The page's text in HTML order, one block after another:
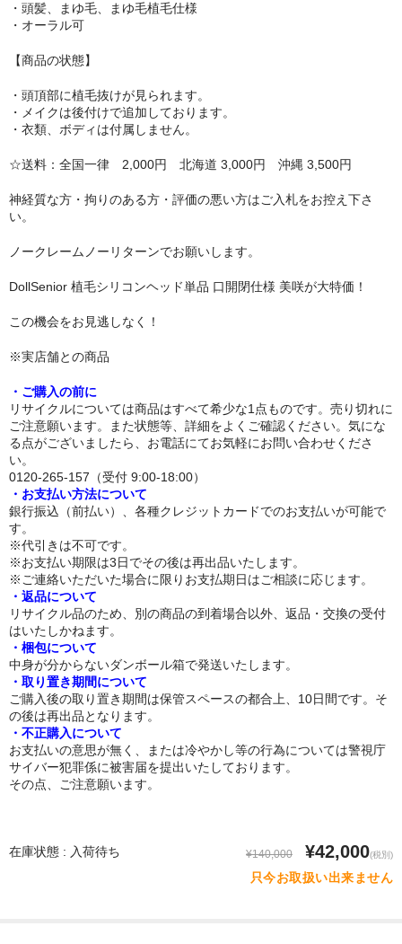
Junda Angel JP
Banidoll
PIEDOLL
リップロップ
下半身
身長選択
100cm以下
110cm～130cm
135cm～150cm
170cm以上
ヘッド
トルソー
下半身ドール
スタイル
ロリ系
爆乳
おしり大きめ
・頭髪、まゆ毛、まゆ毛植毛仕様
・オーラル可
【商品の状態】
・頭頂部に植毛抜けが見られます。
・メイクは後付けで追加しております。
・衣類、ボディは付属しません。
☆送料：全国一律 2,000円 北海道 3,000円 沖縄 3,500円
神経質な方・拘りのある方・評価の悪い方はご入札をお控え下さ
い。
ノークレームノーリターンでお願いします。
DollSenior 植毛シリコンヘッド単品 口開閉仕様 美咲が大特価！
この機会をお見逃しなく！
※実店舗との商品
・ご購入の前に
リサイクルについては商品はすべて希少な1点ものです。売り切れに
ご注意願います。また状態等、詳細をよくご確認ください。気にな
る点がございましたら、お電話にてお気軽にお問い合わせくださ
い。
0120-265-157（受付 9:00-18:00）
・お支払い方法について
銀行振込（前払い）、各種クレジットカードでのお支払いが可能で
す。
※代引きは不可です。
※お支払い期限は3日でその後は再出品いたします。
※ご連絡いただいた場合に限りお支払期日はご相談に応じます。
・返品について
リサイクル品のため、別の商品の到着場合以外、返品・交換の受付
はいたしかねます。
・梱包について
中身が分からないダンボール箱で発送いたします。
・取り置き期間について
ご購入後の取り置き期間は保管スペースの都合上、10日間です。そ
の後は再出品となります。
・不正購入について
お支払いの意思が無く、または冷やかし等の行為については警視庁
サイバー犯罪係に被害届を提出いたしております。
その点、ご注意願います。
在庫状態 : 入荷待ち ¥140,000 ¥42,000(税別)
只今お取扱い出来ません